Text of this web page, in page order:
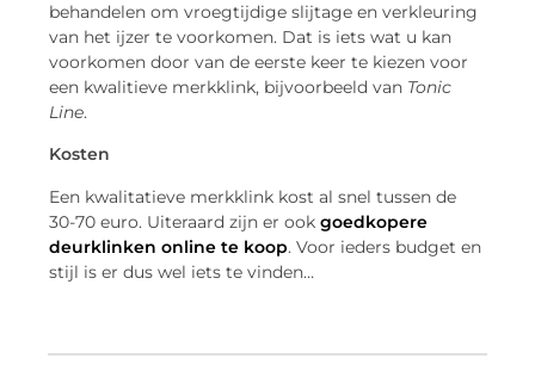
behandelen om vroegtijdige slijtage en verkleuring
van het ijzer te voorkomen. Dat is iets wat u kan
voorkomen door van de eerste keer te kiezen voor
een kwalitieve merkklink, bijvoorbeeld van Tonic
Line.
Kosten
Een kwalitatieve merkklink kost al snel tussen de
30-70 euro. Uiteraard zijn er ookgoedkopere
deurklinken online te koop. Voor ieders budget en
stijl is er dus wel iets te vinden…